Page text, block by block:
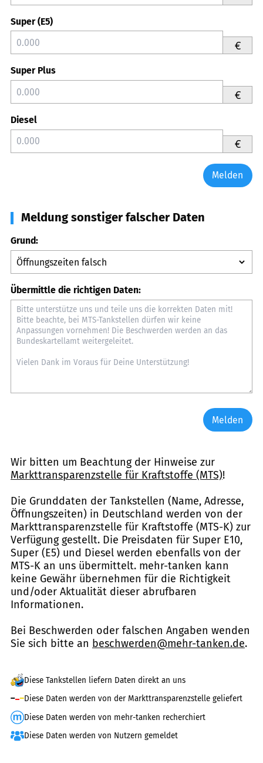
Super (E5)
€
Super Plus
€
Diesel
€
Melden
Meldung sonstiger falscher Daten
Grund:
Übermittle die richtigen Daten:
Melden
Wir bitten um Beachtung der Hinweise zur
Markttransparenzstelle für Kraftstoffe (MTS)!
Die Grunddaten der Tankstellen (Name, Adresse,
Öffnungszeiten) in Deutschland werden von der
Markttransparenzstelle für Kraftstoffe (MTS-K) zur
Verfügung gestellt. Die Preisdaten für Super E10,
Super (E5) und Diesel werden ebenfalls von der
MTS-K an uns übermittelt. mehr-tanken kann
keine Gewähr übernehmen für die Richtigkeit
und/oder Aktualität dieser abrufbaren
Informationen.
Bei Beschwerden oder falschen Angaben wenden
Sie sich bitte an beschwerden@mehr-tanken.de.
Diese Tankstellen liefern Daten direkt an uns
Diese Daten werden von der Markttransparenzstelle geliefert
Diese Daten werden von mehr-tanken recherchiert
Diese Daten werden von Nutzern gemeldet